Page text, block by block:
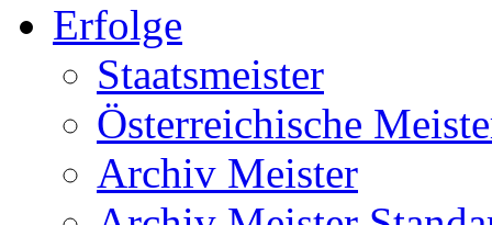
Erfolge
Staatsmeister
Österreichische
Archiv Meister